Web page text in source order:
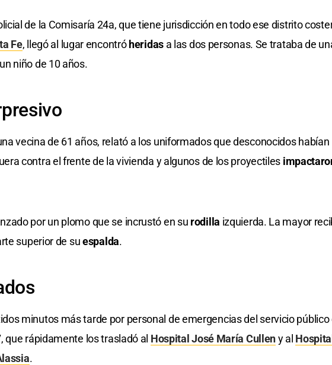
de la Comisaría 24a, que tiene jurisdicción en todo ese distrito
Fe, llegó al lugar encontróheridas a las dos personas. Se trataba de
niño de 10 años.
vecina de 61 años, relató a los uniformados que desconocidos habían
contra el frente de la vivienda y algunos de los proyectiles
por un plomo que se incrustó en su rodilla izquierda. La mayor
superior de suespalda.
minutos más tarde por personal de emergencias del servicio público
que rápidamente los trasladó al Hospital José María Culleny al
.